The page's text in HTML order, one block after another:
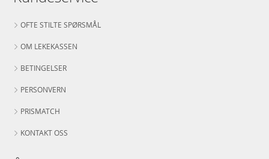
OFTE STILTE SPØRSMÅL
OM LEKEKASSEN
BETINGELSER
PERSONVERN
PRISMATCH
KONTAKT OSS